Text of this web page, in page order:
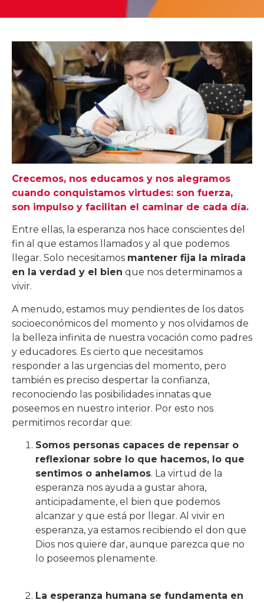
Crecemos, nos educamos y nos alegramos
cuando conquistamos virtudes: son fuerza,
son impulso y facilitan el caminar de cada día.
Entre ellas, la esperanza nos hace conscientes del
fin al que estamos llamados y al que podemos
llegar. Solo necesitamos mantener fija la mirada
en la verdad y el bien que nos determinamos a
vivir.
A menudo, estamos muy pendientes de los datos
socioeconómicos del momento y nos olvidamos de
la belleza infinita de nuestra vocación como padres
y educadores. Es cierto que necesitamos
responder a las urgencias del momento, pero
también es preciso despertar la confianza,
reconociendo las posibilidades innatas que
poseemos en nuestro interior. Por esto nos
permitimos recordar que:
Somos personas capaces de repensar o
reflexionar sobre lo que hacemos, lo que
sentimos o anhelamos. La virtud de la
esperanza nos ayuda a gustar ahora,
anticipadamente, el bien que podemos
alcanzar y que está por llegar. Al vivir en
esperanza, ya estamos recibiendo el don que
Dios nos quiere dar, aunque parezca que no
lo poseemos plenamente.
La esperanza humana se fundamenta en